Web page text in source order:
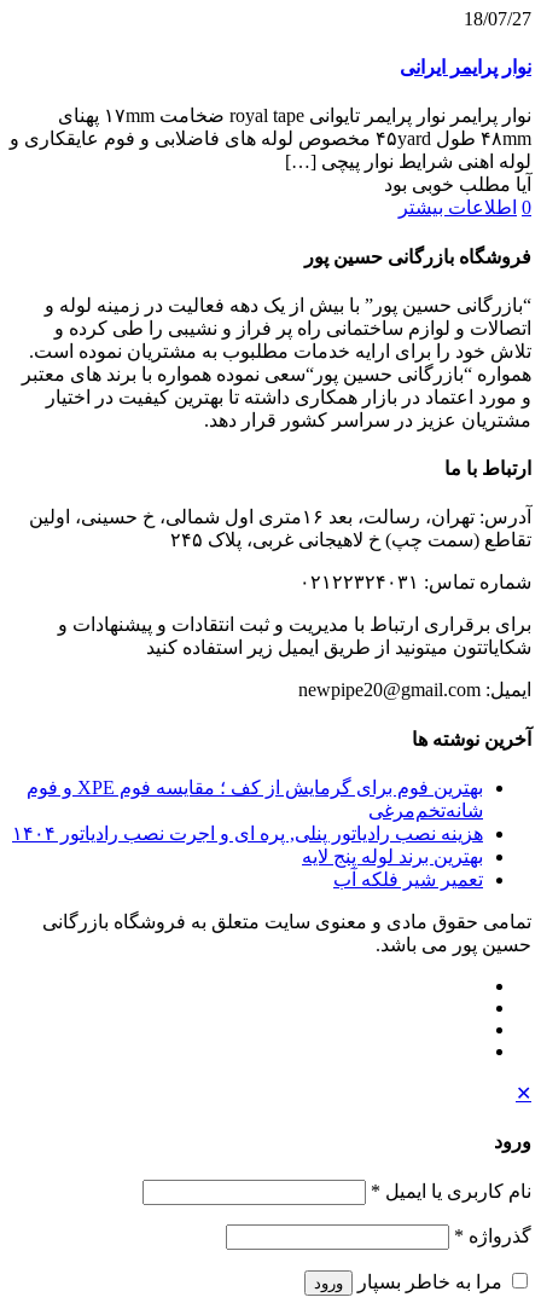
18/07/27
نوار پرایمر ایرانی
نوار پرایمر نوار پرایمر تایوانی royal tape ضخامت ۱۷mm پهنای
۴۸mm طول ۴۵yard مخصوص لوله های فاضلابی و فوم عایقکاری و
لوله اهنی شرایط نوار پیچی […]
آیا مطلب خوبی بود
0 اطلاعات بیشتر
فروشگاه بازرگانی حسین پور
“بازرگانی حسین پور” با بیش از یک دهه فعالیت در زمینه لوله و
اتصالات و لوازم ساختمانی راه پر فراز و نشیبی را طی کرده و
تلاش خود را برای ارایه خدمات مطلبوب به مشتریان نموده است.
همواره “بازرگانی حسین پور“سعی نموده همواره با برند های معتبر
و مورد اعتماد در بازار همکاری داشته تا بهترین کیفیت در اختیار
مشتریان عزیز در سراسر کشور قرار دهد.
ارتباط با ما
آدرس: تهران، رسالت، بعد ۱۶متری اول شمالی، خ حسینی، اولین
تقاطع (سمت چپ) خ لاهیجانی غربی، پلاک ۲۴۵
شماره تماس: ۰۲۱۲۲۳۲۴۰۳۱
برای برقراری ارتباط با مدیریت و ثبت انتقادات و پیشنهادات و
شکایاتتون میتونید از طریق ایمیل زیر استفاده کنید
ایمیل: newpipe20@gmail.com
آخرین نوشته ها
بهترین فوم برای گرمایش از کف ؛ مقایسه فوم XPE و فوم
شانه‌تخم‌مرغی
هزینه نصب رادیاتور پنلی, پره ای و اجرت نصب رادیاتور ۱۴۰۴
بهترین برند لوله پنج لایه
تعمیر شیر فلکه آب
تمامی حقوق مادی و معنوی سایت متعلق به فروشگاه بازرگانی
حسین پور می باشد.
✕
ورود
نام کاربری یا ایمیل *
گذرواژه *
مرا به خاطر بسپار ورود